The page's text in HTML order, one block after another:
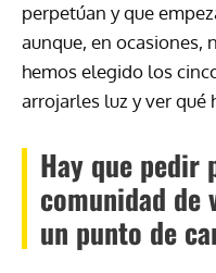
perpetúan y que
aunque, en ocasiones,
hemos elegido los
arrojarles luz y ver qué
Hay que pedir
comunidad de
un punto de